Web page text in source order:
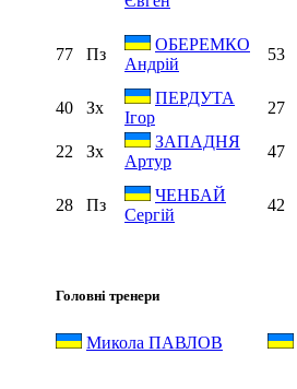
77 Пз
ОБЕРЕМКО
Андрій
53
40
Зх
ПЕРДУТА
Ігор
27
22 Зх
ЗАПАДНЯ
Артур
47
28 Пз
ЧЕНБАЙ
Сергій
42
Головні тренери
Микола ПАВЛОВ